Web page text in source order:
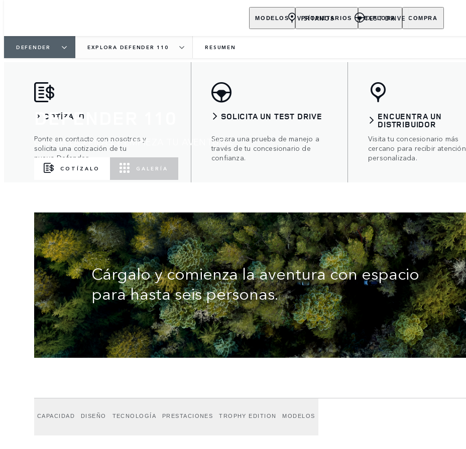
MODELOS PROPIETARIOS EXPLORA COMPRA
VISÍTANOS TEST DRIVE
DEFENDER EXPLORA DEFENDER 110 RESUMEN
DEFENDER 110
CARGA LAS PILAS Y EMPIEZA TU AVENTURA.
COTÍZALO GALERÍA
COTÍZALO
Ponte en contacto con nosotros y
solicita una cotización de tu
nuevo Defender.
SOLICITA UN TEST DRIVE
Separa una prueba de manejo a
través de tu concesionario de
confianza.
ENCUENTRA UN
DISTRIBUIDOR
Visita tu concesionario más
cercano para recibir atención
personalizada.
Cárgalo y comienza la aventura con espacio
para hasta seis personas.
CAPACIDAD DISEÑO TECNOLOGÍA PRESTACIONES TROPHY EDITION MODELOS